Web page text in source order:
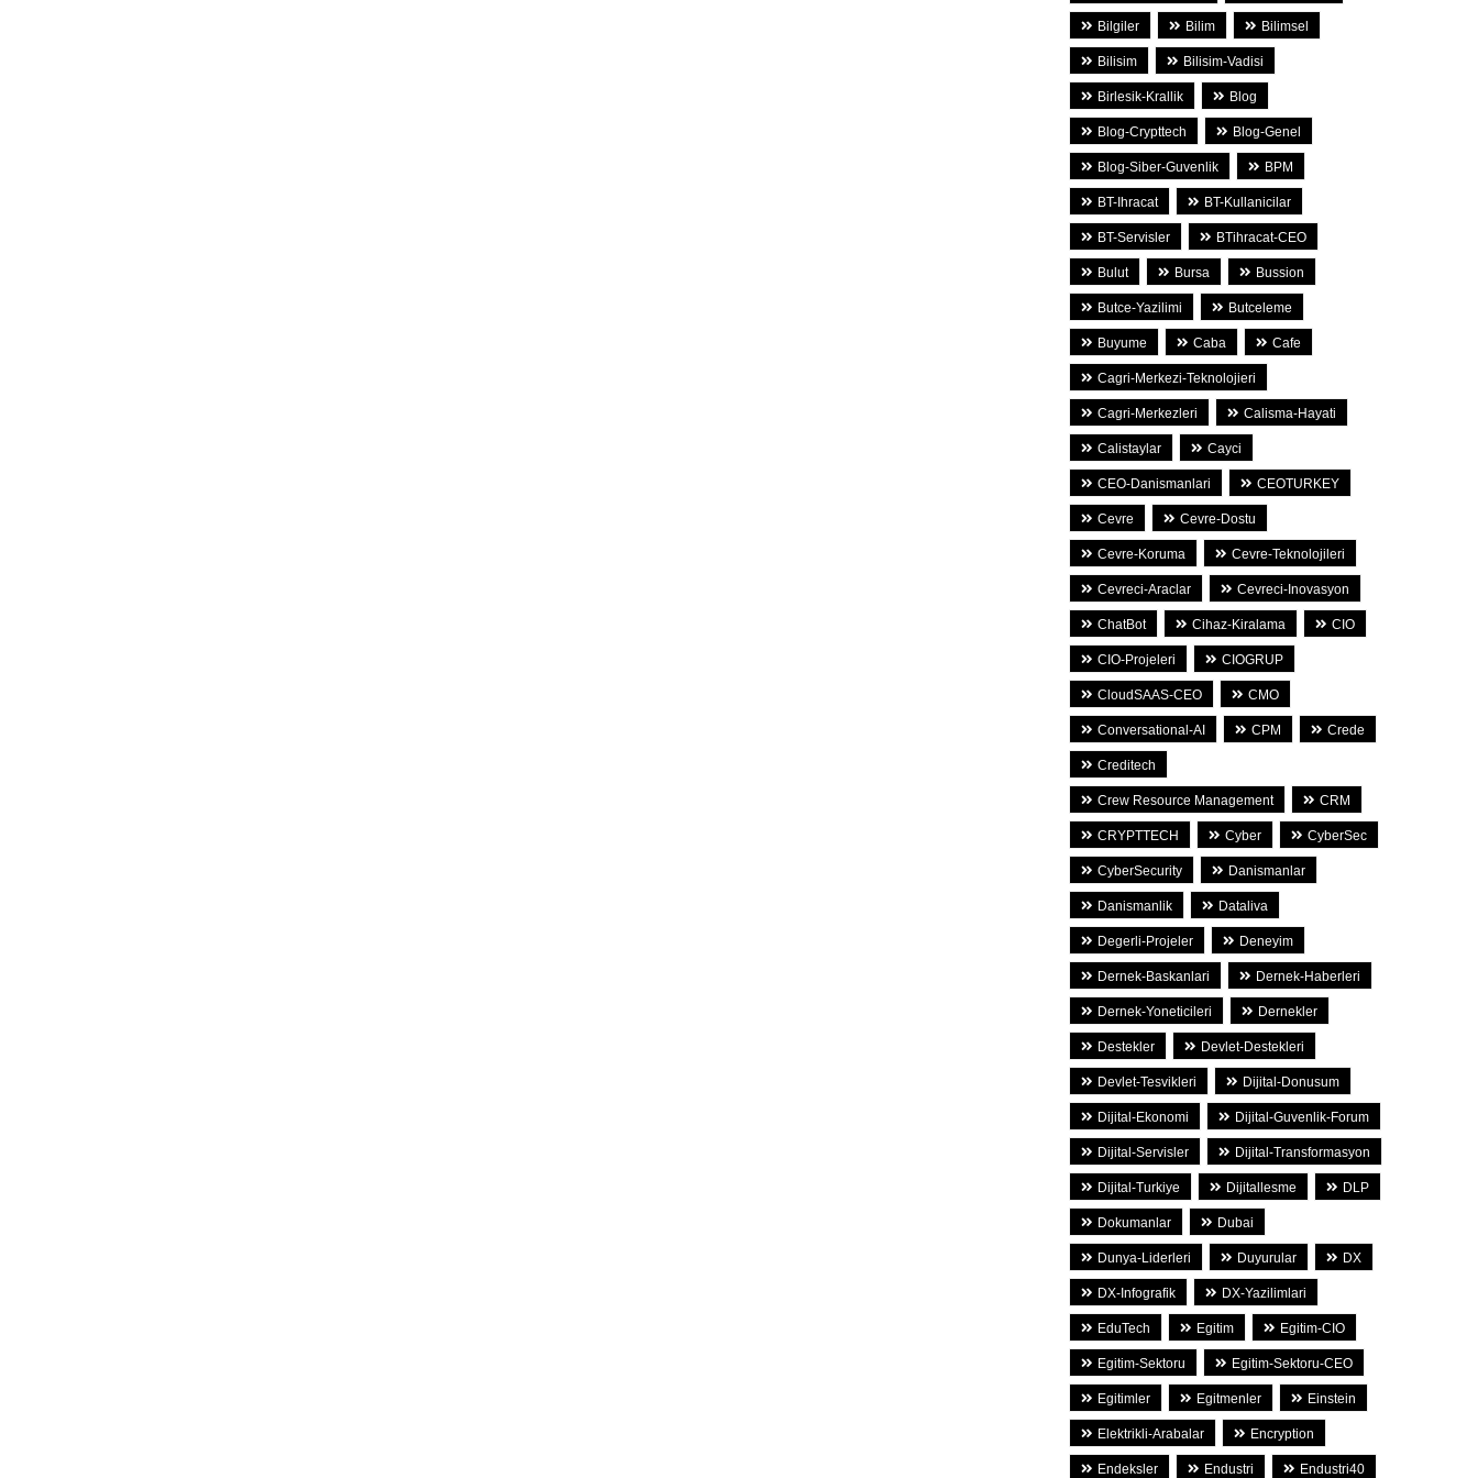
Bilgiler Bilim Bilimsel
Bilisim Bilisim-Vadisi
Birlesik-Krallik Blog
Blog-Crypttech Blog-Genel
Blog-Siber-Guvenlik BPM
BT-Ihracat BT-Kullanicilar
BT-Servisler BTihracat-CEO
Bulut Bursa Bussion
Butce-Yazilimi Butceleme
Buyume Caba Cafe
Cagri-Merkezi-Teknolojieri
Cagri-Merkezleri Calisma-Hayati
Calistaylar Cayci
CEO-Danismanlari CEOTURKEY
Cevre Cevre-Dostu
Cevre-Koruma Cevre-Teknolojileri
Cevreci-Araclar Cevreci-Inovasyon
ChatBot Cihaz-Kiralama CIO
CIO-Projeleri CIOGRUP
CloudSAAS-CEO CMO
Conversational-AI CPM Crede
Creditech
Crew Resource Management CRM
CRYPTTECH Cyber CyberSec
CyberSecurity Danismanlar
Danismanlik Dataliva
Degerli-Projeler Deneyim
Dernek-Baskanlari Dernek-Haberleri
Dernek-Yoneticileri Dernekler
Destekler Devlet-Destekleri
Devlet-Tesvikleri Dijital-Donusum
Dijital-Ekonomi Dijital-Guvenlik-Forum
Dijital-Servisler Dijital-Transformasyon
Dijital-Turkiye Dijitallesme DLP
Dokumanlar Dubai
Dunya-Liderleri Duyurular DX
DX-Infografik DX-Yazilimlari
EduTech Egitim Egitim-CIO
Egitim-Sektoru Egitim-Sektoru-CEO
Egitimler Egitmenler Einstein
Elektrikli-Arabalar Encryption
Endeksler Endustri Endustri40